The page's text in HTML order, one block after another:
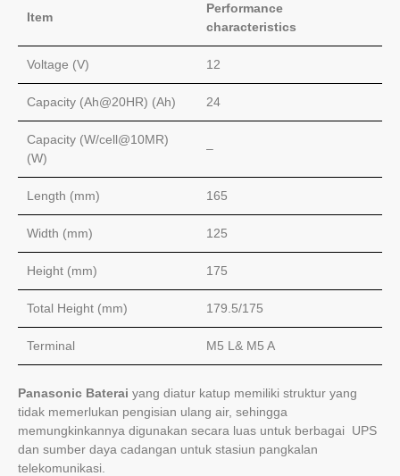
Item
Performance
characteristics
Voltage (V) 12
Capacity (Ah@20HR) (Ah) 24
Capacity (W/cell@10MR)
(W)
–
Length (mm) 165
Width (mm) 125
Height (mm) 175
Total Height (mm) 179.5/175
Terminal M5 L& M5 A
Panasonic Baterai yang diatur katup memiliki struktur yang
tidak memerlukan pengisian ulang air, sehingga
memungkinkannya digunakan secara luas untuk berbagai UPS
dan sumber daya cadangan untuk stasiun pangkalan
telekomunikasi.